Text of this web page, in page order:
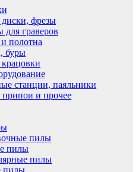
фрезы
для граверов
полотна
буры
станции, паяльники
и прочее
пилы
пилы
пилы
пилы